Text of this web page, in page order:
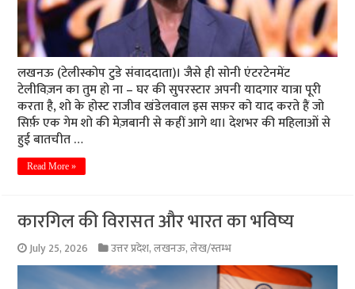
लखनऊ (टेलीस्कोप टुडे संवाददाता)। जैसे ही सोनी एंटरटेनमेंट
टेलीविज़न का तुम हो ना – घर की सुपरस्टार अपनी यादगार यात्रा पूरी
करता है, शो के होस्ट राजीव खंडेलवाल इस सफ़र को याद करते हैं जो
सिर्फ़ एक गेम शो की मेज़बानी से कहीं आगे था। देशभर की महिलाओं से
हुई बातचीत …
Read More »
कारगिल की विरासत और भारत का भविष्य
July 25, 2026 उत्तर प्रदेश,लखनऊ,लेख/स्तम्भ